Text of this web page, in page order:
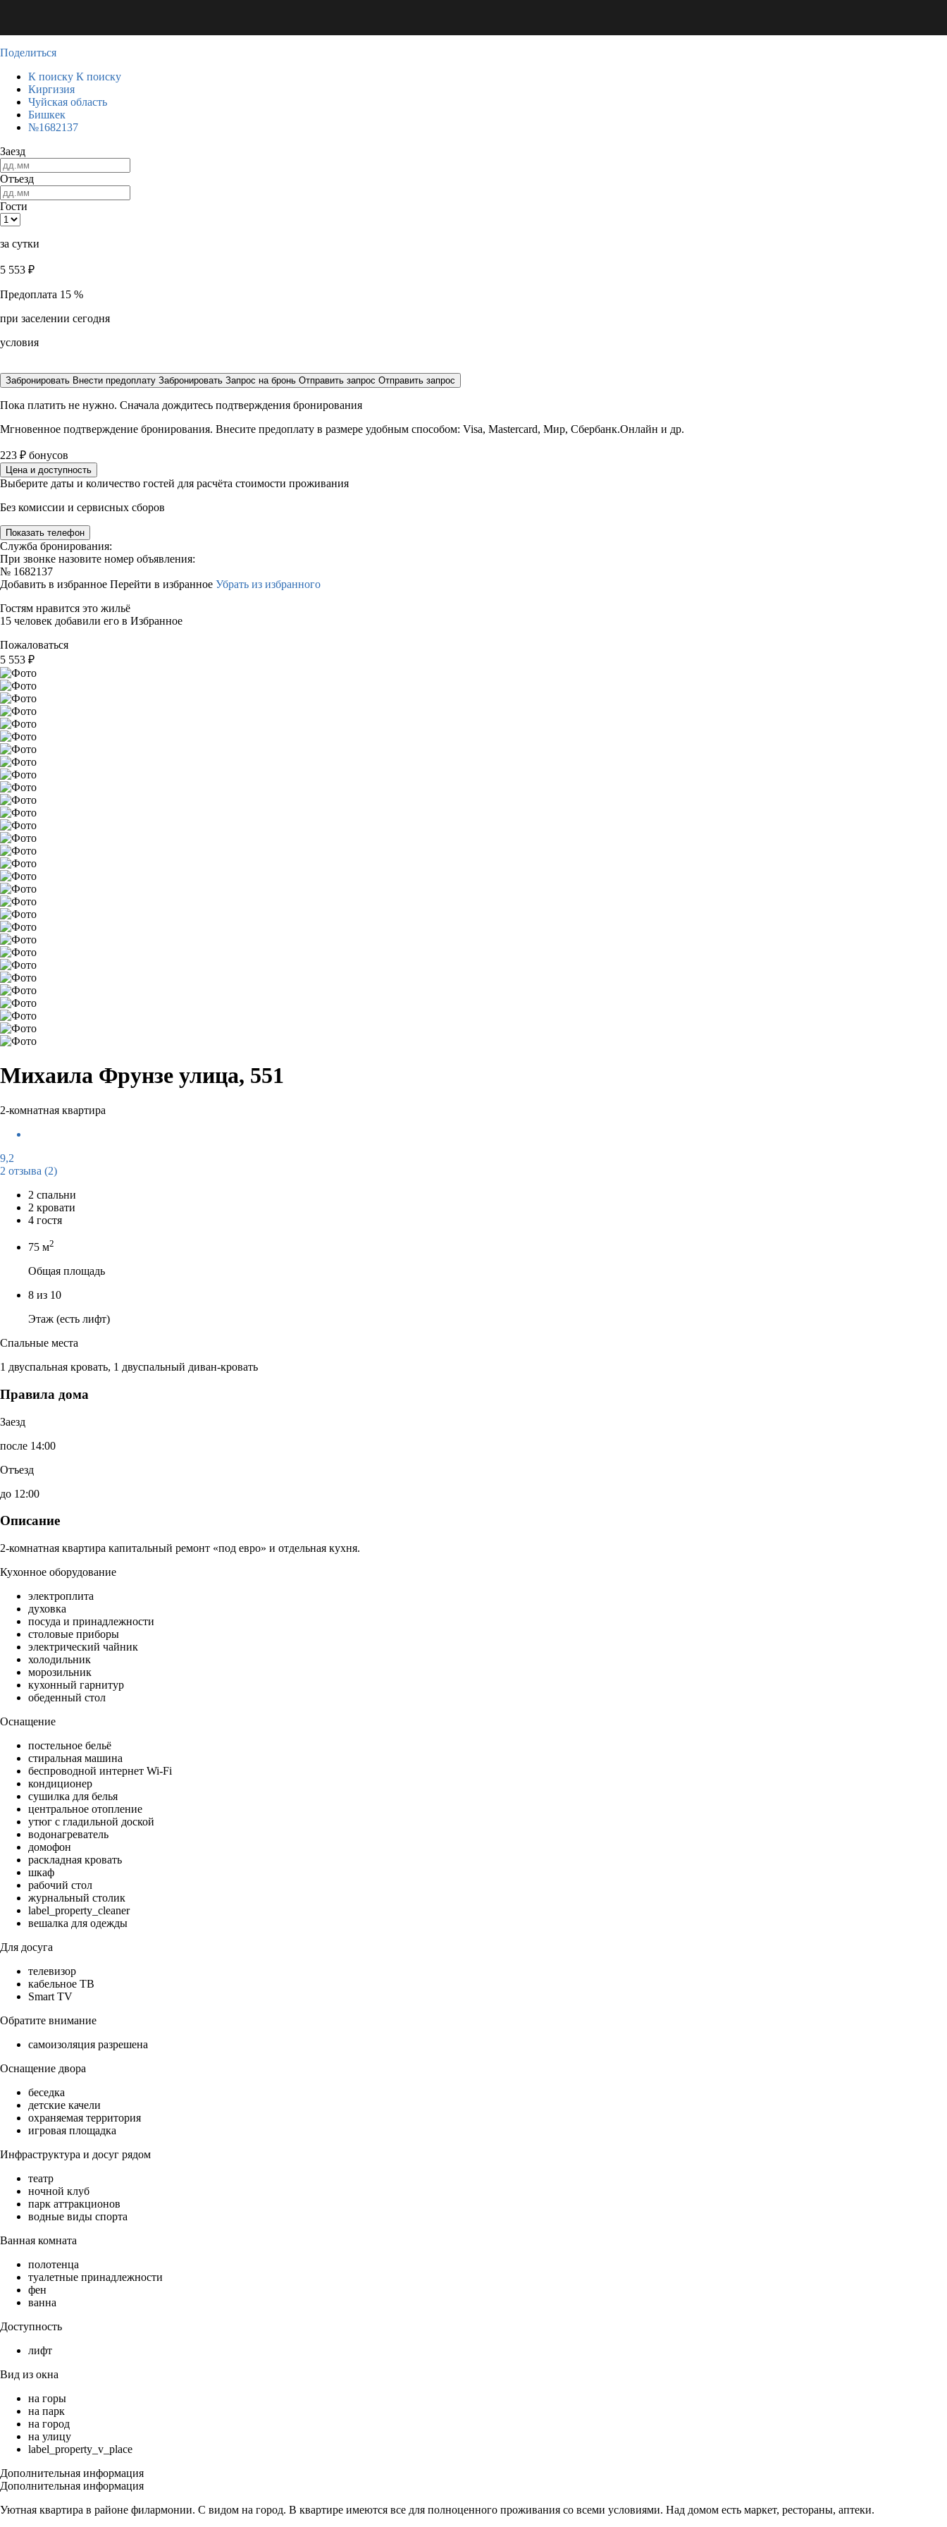
Поделиться
К поиску К поиску
Киргизия
Чуйская область
Бишкек
№1682137
Заезд
Отъезд
Гости
за сутки
5 553 ₽
Предоплата 15 %
при заселении сегодня
условия
Забронировать Внести предоплату Забронировать Запрос на бронь Отправить запрос Отправить запрос
Пока платить не нужно. Сначала дождитесь подтверждения бронирования
Мгновенное подтверждение бронирования. Внесите предоплату в размере удобным способом: Visa, Mastercard, Мир, Сбербанк.Онлайн и др.
223 ₽ бонусов
Цена и доступность
Выберите даты и количество гостей для расчёта стоимости проживания
Без комиссии и сервисных сборов
Показать телефон
Служба бронирования:
При звонке назовите номер объявления:
№ 1682137
Добавить в избранное Перейти в избранное Убрать из избранного
Гостям нравится это жильё
15 человек добавили его в Избранное
Пожаловаться
5 553 ₽
Михаила Фрунзе улица, 551
2-комнатная квартира
9,2
2 отзыва (2)
2 спальни
2 кровати
4 гостя
75 м2
Общая площадь
8 из 10
Этаж (есть лифт)
Спальные места
1 двуспальная кровать, 1 двуспальный диван-кровать
Правила дома
Заезд
после 14:00
Отъезд
до 12:00
Описание
2-комнатная квартира капитальный ремонт «под евро» и отдельная кухня.
Кухонное оборудование
электроплита
духовка
посуда и принадлежности
столовые приборы
электрический чайник
холодильник
морозильник
кухонный гарнитур
обеденный стол
Оснащение
постельное бельё
стиральная машина
беспроводной интернет Wi-Fi
кондиционер
сушилка для белья
центральное отопление
утюг с гладильной доской
водонагреватель
домофон
раскладная кровать
шкаф
рабочий стол
журнальный столик
label_property_cleaner
вешалка для одежды
Для досуга
телевизор
кабельное ТВ
Smart TV
Обратите внимание
самоизоляция разрешена
Оснащение двора
беседка
детские качели
охраняемая территория
игровая площадка
Инфраструктура и досуг рядом
театр
ночной клуб
парк аттракционов
водные виды спорта
Ванная комната
полотенца
туалетные принадлежности
фен
ванна
Доступность
лифт
Вид из окна
на горы
на парк
на город
на улицу
label_property_v_place
Дополнительная информация
Дополнительная информация
Уютная квартира в районе филармонии. С видом на город. В квартире имеются все для полноценного проживания со всеми условиями. Над домом есть маркет, рестораны, аптеки.